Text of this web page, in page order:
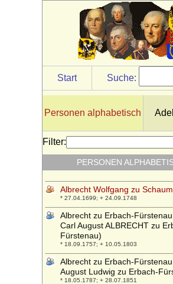
Start Suche:
Personen alphabetisch
Filter:
PERSONEN
Schlieben)
* 10.04.1600; + 02.04.1656
Albrecht von Wallenstein
Eusebius von Waldstein)
* 24.09.1583; + 25.02.1634
Albrecht von Württemberg
* 23.12.1865; + 29.10.1939
Albrecht Wilhelm zu
Albrecht Wolfgang von
* 08.12.1689; + 29.06.1734
Albrecht Wolfgang von
Langenburg
* 06.07.1659; + 17.04.1715
Albrecht Wolfgang zu
* 27.04.1699; + 24.09.1748
Albrecht zu Erbach-
Carl August ALBRECHT zu
Fürstenau)
* 18.09.1757; + 10.05.1803
Albrecht zu Erbach-
August Ludwig zu Erbach-
* 18.05.1787; + 28.07.1851